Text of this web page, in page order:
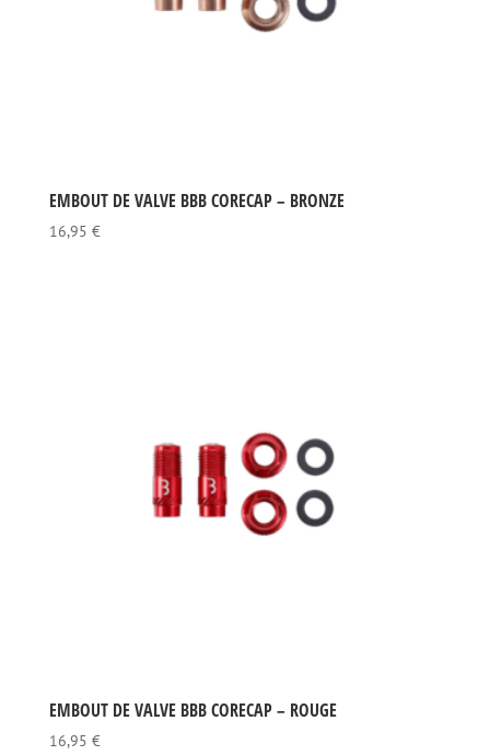
EMBOUT DE VALVE BBB CORECAP – BRONZE
16,95 €
EMBOUT DE VALVE BBB CORECAP – ROUGE
16,95 €